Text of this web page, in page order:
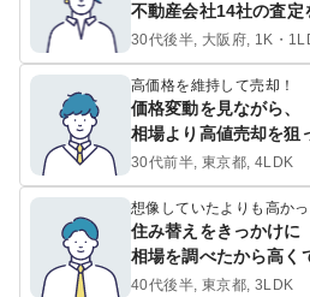
不動産会社14社の査定
30代後半, 大阪府, 1K・
高価格を維持して売却！
価格変動を見ながら、
相場より高値売却を狙
30代前半, 東京都, 4LDK
想像していたよりも高かっ
住み替えをきっかけに
相場を調べたから高く
40代後半, 東京都, 3LDK